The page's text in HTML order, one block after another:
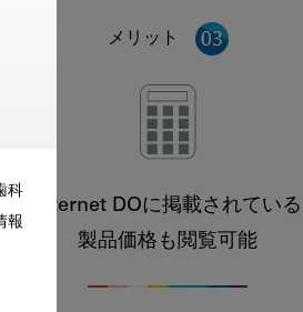
科
報
メリット
Internet DOに掲載されている
製品価格も閲覧可能